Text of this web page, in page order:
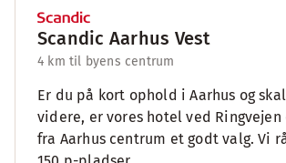
Scandic Aarhus Vest
4 km til byens centrum
Er du på kort ophold i Aarhus og
videre, er vores hotel ved Ringvejen
fra Aarhus centrum et godt valg. Vi